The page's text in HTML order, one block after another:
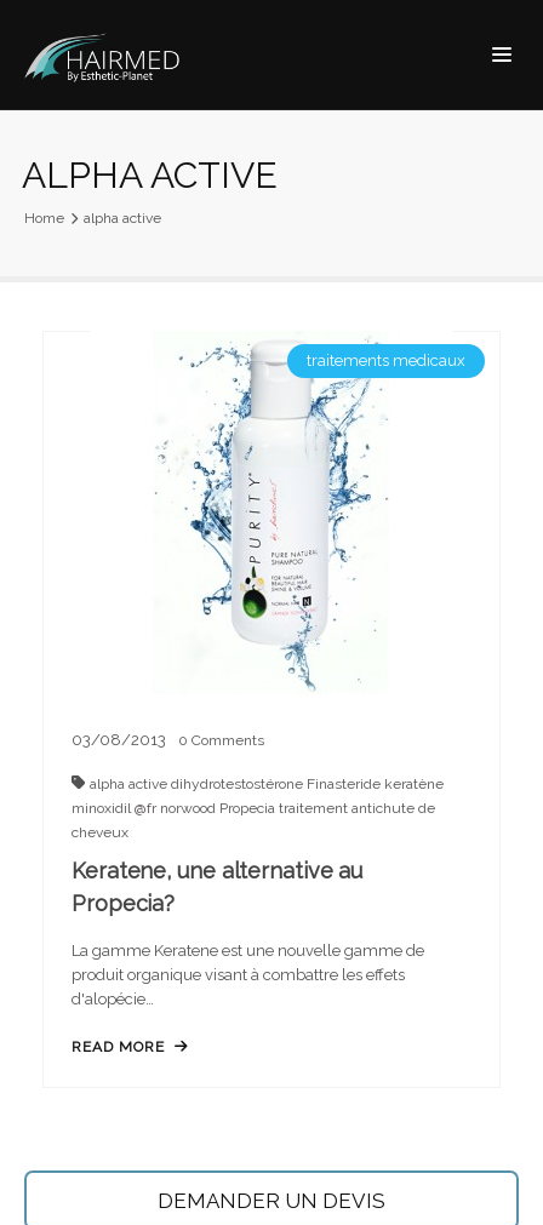
ALPHA ACTIVE
Home alpha active
traitements medicaux
03/08/2013 0 Comments
alpha active dihydrotestostérone Finasteride keratène
minoxidil @fr norwood Propecia traitement antichute de
cheveux
Keratene, une alternative au
Propecia?
La gamme Keratene est une nouvelle gamme de
produit organique visant à combattre les effets
d'alopécie…
READ MORE
DEMANDER UN DEVIS